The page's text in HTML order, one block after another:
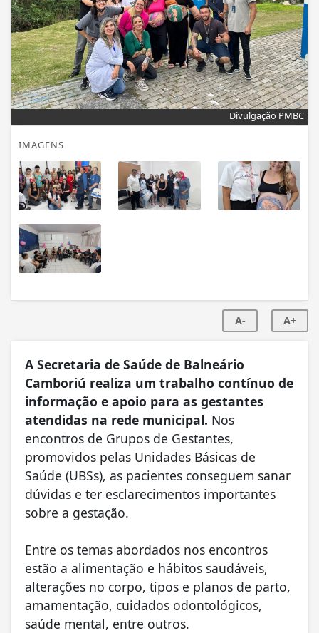
Divulgação PMBC
IMAGENS
A- A+
A Secretaria de Saúde de Balneário
Camboriú realiza um trabalho contínuo de
informação e apoio para as gestantes
atendidas na rede municipal. Nos
encontros de Grupos de Gestantes,
promovidos pelas Unidades Básicas de
Saúde (UBSs), as pacientes conseguem sanar
dúvidas e ter esclarecimentos importantes
sobre a gestação.
Entre os temas abordados nos encontros
estão a alimentação e hábitos saudáveis,
alterações no corpo, tipos e planos de parto,
amamentação, cuidados odontológicos,
saúde mental, entre outros.